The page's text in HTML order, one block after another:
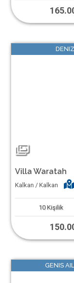
Villa Waratah
Kalkan / Kalkan
10 Kişilik
GENIS